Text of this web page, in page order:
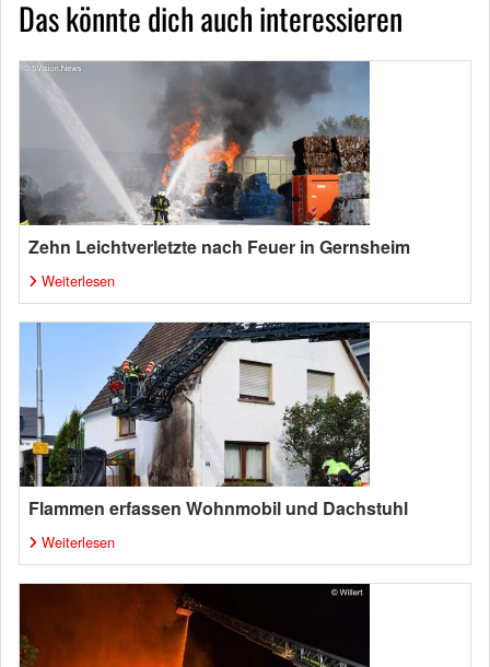
Das könnte dich auch interessieren
Zehn Leichtverletzte nach Feuer in Gernsheim
Weiterlesen
Flammen erfassen Wohnmobil und Dachstuhl
Weiterlesen